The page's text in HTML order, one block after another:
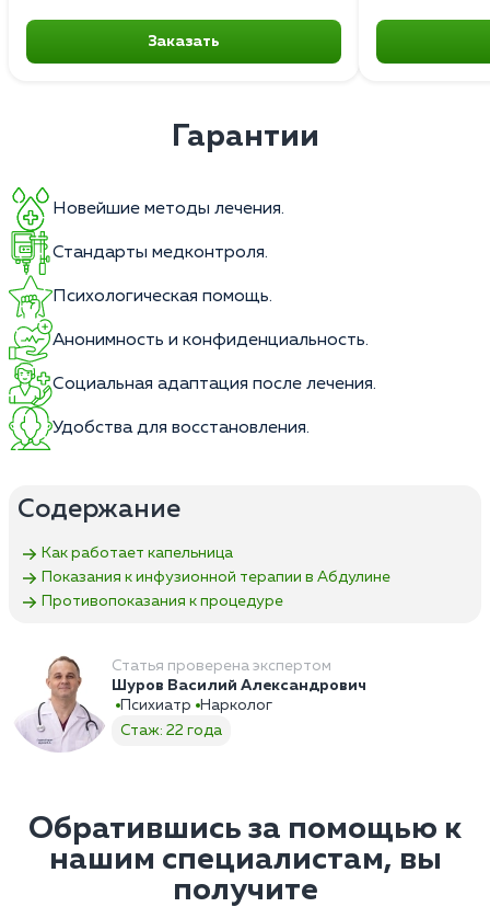
Заказать
Гарантии
Новейшие методы лечения.
Стандарты медконтроля.
Психологическая помощь.
Анонимность и конфиденциальность.
Социальная адаптация после лечения.
Удобства для восстановления.
Содержание
Как работает капельница
Показания к инфузионной терапии в Абдулине
Противопоказания к процедуре
Статья проверена экспертом
Шуров Василий Александрович
Психиатр
Нарколог
Стаж: 22 года
Обратившись за помощью к
нашим специалистам, вы
получите